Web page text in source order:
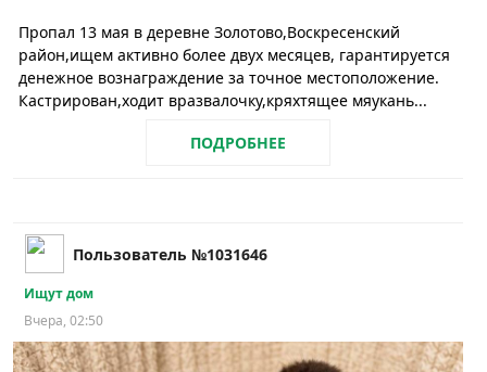
Пропал 13 мая в деревне Золотово,Воскресенский
район,ищем активно более двух месяцев, гарантируется
денежное вознаграждение за точное местоположение.
Кастрирован,ходит вразвалочку,кряхтящее мяукань...
ПОДРОБНЕЕ
Пользователь №1031646
Ищут дом
Вчера, 02:50